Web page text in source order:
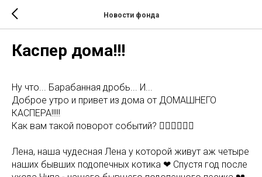
Новости фонда
Каспер дома!!!
Ну что... Барабанная дробь... И...
Доброе утро и привет из дома от ДОМАШНЕГО
КАСПЕРА!!!!!
Как вам такой поворот событий? 🙆‍♀️🙆‍♀️🙆‍♀️
Лена, наша чудесная Лена у которой живут аж четыре
наших бывших подопечных котика ❤ Спустя год после